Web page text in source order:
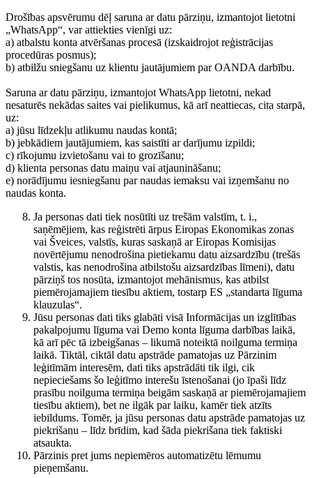
Drošības apsvērumu dēļ saruna ar datu pārziņu, izmantojot lietotni
„WhatsApp“, var attiekties vienīgi uz:
a) atbalstu konta atvēršanas procesā (izskaidrojot reģistrācijas
procedūras posmus);
b) atbilžu sniegšanu uz klientu jautājumiem par OANDA darbību.
Saruna ar datu pārziņu, izmantojot WhatsApp lietotni, nekad
nesaturēs nekādas saites vai pielikumus, kā arī neattiecas, cita starpā,
uz:
a) jūsu līdzekļu atlikumu naudas kontā;
b) jebkādiem jautājumiem, kas saistīti ar darījumu izpildi;
c) rīkojumu izvietošanu vai to grozīšanu;
d) klienta personas datu maiņu vai atjaunināšanu;
e) norādījumu iesniegšanu par naudas iemaksu vai izņemšanu no
naudas konta.
Ja personas dati tiek nosūtīti uz trešām valstīm, t. i.,
saņēmējiem, kas reģistrēti ārpus Eiropas Ekonomikas zonas
vai Šveices, valstīs, kuras saskaņā ar Eiropas Komisijas
novērtējumu nenodrošina pietiekamu datu aizsardzību (trešās
valstis, kas nenodrošina atbilstošu aizsardzības līmeni), datu
pārziņš tos nosūta, izmantojot mehānismus, kas atbilst
piemērojamajiem tiesību aktiem, tostarp ES „standarta līguma
klauzulas“.
Jūsu personas dati tiks glabāti visā Informācijas un izglītības
pakalpojumu līguma vai Demo konta līguma darbības laikā,
kā arī pēc tā izbeigšanas – likumā noteiktā noilguma termiņa
laikā. Tiktāl, ciktāl datu apstrāde pamatojas uz Pārzinim
leģitīmām interesēm, dati tiks apstrādāti tik ilgi, cik
nepieciešams šo leģitīmo interešu īstenošanai (jo īpaši līdz
prasību noilguma termiņa beigām saskaņā ar piemērojamajiem
tiesību aktiem), bet ne ilgāk par laiku, kamēr tiek atzīts
iebildums. Tomēr, ja jūsu personas datu apstrāde pamatojas uz
piekrišanu – līdz brīdim, kad šāda piekrišana tiek faktiski
atsaukta.
Pārzinis pret jums nepiemēros automatizētu lēmumu
pieņemšanu.